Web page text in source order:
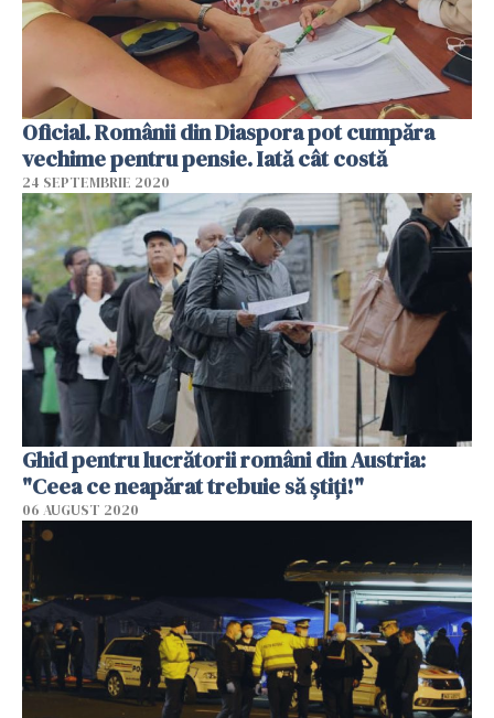
Oficial. Românii din Diaspora pot cumpăra
vechime pentru pensie. Iată cât costă
24 SEPTEMBRIE 2020
Ghid pentru lucrătorii români din Austria:
"Ceea ce neapărat trebuie să ştiţi!"
06 AUGUST 2020